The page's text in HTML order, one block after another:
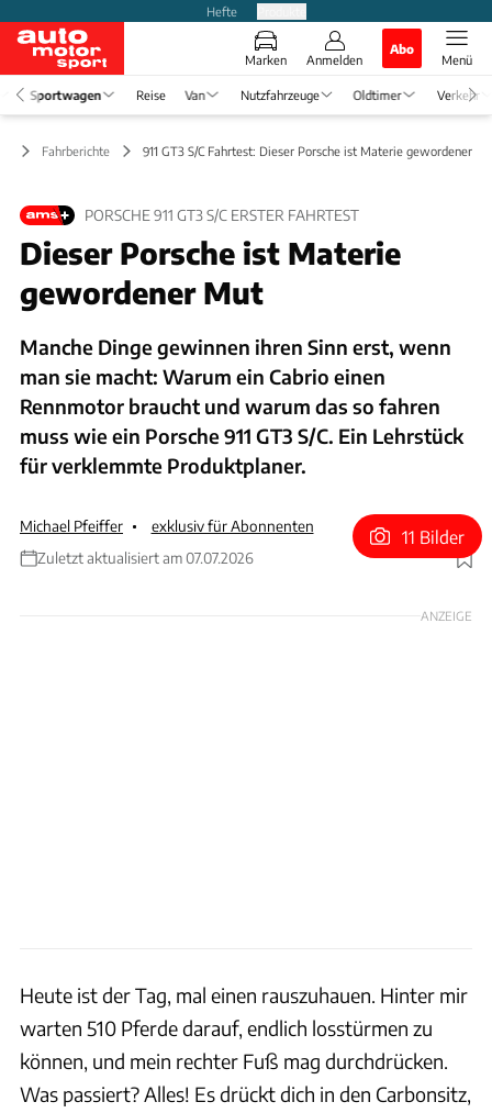
Hefte
Marken Anmelden
Abo
Menü
Sportwagen Reise Van Nutzfahrzeuge Oldtimer Verkehr
Fahrberichte 911 GT3 S/C Fahrtest: Dieser Porsche ist Materie gewordener
PORSCHE 911 GT3 S/C ERSTER FAHRTEST
Dieser Porsche ist Materie
gewordener Mut
Manche Dinge gewinnen ihren Sinn erst, wenn
man sie macht: Warum ein Cabrio einen
Rennmotor braucht und warum das so fahren
muss wie ein Porsche 911 GT3 S/C. Ein Lehrstück
für verklemmte Produktplaner.
Michael Pfeiffer
exklusiv für Abonnenten
Zuletzt aktualisiert am 07.07.2026
Foto: Manuel Hollenbach / Porsche
11 Bilder
ANZEIGE
Heute ist der Tag, mal einen rauszuhauen. Hinter mir
warten 510 Pferde darauf, endlich losstürmen zu
können, und mein rechter Fuß mag durchdrücken.
Was passiert? Alles! Es drückt dich in den Carbonsitz,